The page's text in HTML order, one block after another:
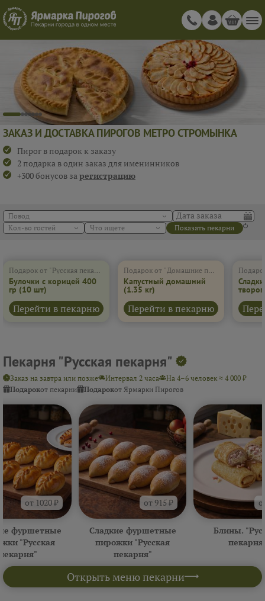
ЗАКАЗ И ДОСТАВКА ПИРОГОВ МЕТРО СТРОМЫНКА
Пирог в подарок к заказу
2 подарка в один заказ для именинников
+300 бонусов зарегистрацию
Повод
Кол-во гостей
Что ищете Показать пекарни
Подарок от "Русская пекарня"
Булочки с корицей 400
гр (10 шт)
Перейти в пекарню
Подарок от "Домашние пироги"
Капустный домашний
(1.35 кг)
Перейти в пекарню
Пекарня "Русская пекарня"
Открыть меню пекарни
Заказ на завтра или позже Интервал 2 часа
На 4–6 человек ≈ 4 000 ₽
Подарокот пекарни Подарокот Ярмарки Пирогов
от 1020 ₽
фуршетные
"Русская
от 915 ₽
Сладкие фуршетные
пирожки "Русская
пекарня"
Блины.